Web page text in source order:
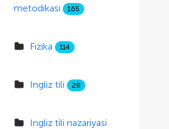
metodikasi
165
Fizika 114
Ingliz tili 28
Ingliz tili nazariyasi